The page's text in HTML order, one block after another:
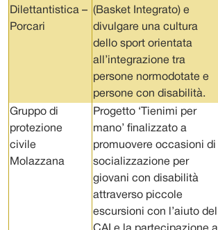
Dilettantistica –
Porcari
(Basket Integrato) e
divulgare una cultura
dello sport orientata
all’integrazione tra
persone normodotate e
persone con disabilità.
Gruppo di
protezione
civile
Molazzana
Progetto ‘Tienimi per
mano’ finalizzato a
promuovere occasioni di
socializzazione per
giovani con disabilità
attraverso piccole
escursioni con l’aiuto del